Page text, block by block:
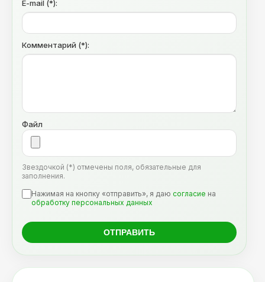
E-mail (*):
Комментарий (*):
Файл
Звездочкой (*) отмечены поля, обязательные для
заполнения.
Нажимая на кнопку «отправить», я даю согласие на
обработку персональных данных